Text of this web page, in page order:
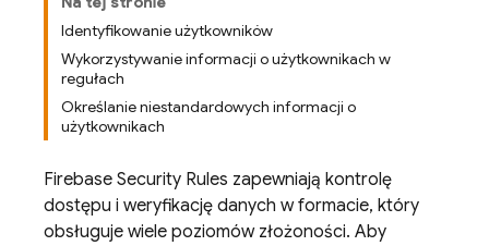
Identyfikowanie użytkowników
Wykorzystywanie informacji o użytkownikach w
regułach
Określanie niestandardowych informacji o
użytkownikach
Firebase Security Rules zapewniają kontrolę
dostępu i weryfikację danych w formacie, który
obsługuje wiele poziomów złożoności. Aby